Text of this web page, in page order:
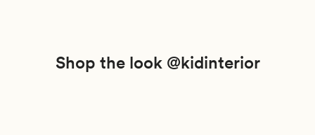
Shop the look @kidinterior